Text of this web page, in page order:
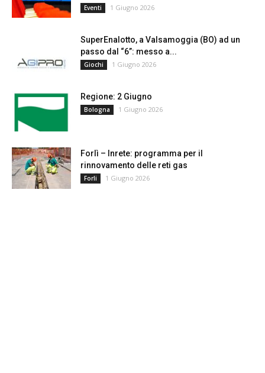
Eventi 1 Giugno 2026
SuperEnalotto, a Valsamoggia (BO) ad un
passo dal “6”: messo a...
Giochi 1 Giugno 2026
Regione: 2 Giugno
Bologna 1 Giugno 2026
Forlì – Inrete: programma per il
rinnovamento delle reti gas
Forli 1 Giugno 2026